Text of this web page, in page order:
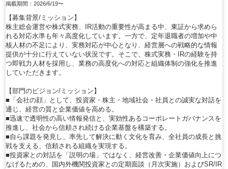
掲載期間：2026/6/19〜
【募集背景/ミッション】
株主総会運営や株式実務、IR活動の重要性が高まる中、東証から求めら
れる対応水準も年々高度化しています。一方で、定年退職者の増加や中
核人材の不足により、実務対応が中心となり、経営層への戦略的な情報
提供が十分に行えていない状況です。そこで、株式実務・IRの経験を持
つ即戦力人材を採用し、業務の高度化への対応と組織体制の強化を推進
していただきます。
【部門のビジョン/ミッション】
■「会社の顔」として、投資家・株主・地域社会・社員との誠実な対話を
通じ、経営の質と企業価値を高める。
■迅速で透明性の高い情報発信と、実効性あるコーポレートガバナンスを
推進し、社会から信頼され続ける企業基盤を構築する。
■自ら課題を発見し、率先して解決に動く文化を育み、全社員の成長と挑
戦を支える、信頼される組織を実現する。
■投資家との対話を「説明の場」ではなく、経営改善・企業価値向上につ
なげるための、国内外機関投資家との定期面談（月次実施）およびSR/IR